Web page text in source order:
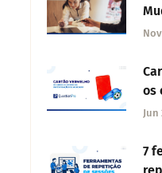
os
Jun
7